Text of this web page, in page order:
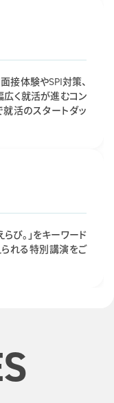
接体験やSPI対策、
広く就活が進むコン
活のスタートダッ
び。」をキーワード
れる特別講演をご